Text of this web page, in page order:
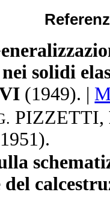
solidi
(1949). |
PIZZETTI,
1951).